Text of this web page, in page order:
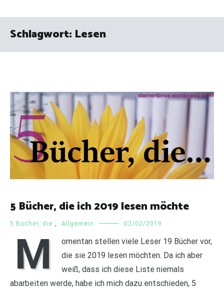
Schlagwort: Lesen
5 Bücher, die ich 2019 lesen möchte
5 Bücher, die , Allgemein 02/02/2019
M
omentan stellen viele Leser 19 Bücher vor,
die sie 2019 lesen möchten. Da ich aber
weiß, dass ich diese Liste niemals
abarbeiten werde, habe ich mich dazu entschieden, 5